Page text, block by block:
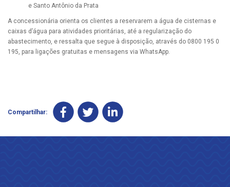
e Santo Antônio da Prata
A concessionária orienta os clientes a reservarem a água de cisternas e
caixas d’água para atividades prioritárias, até a regularização do
abastecimento, e ressalta que segue à disposição, através do 0800 195 0
195, para ligações gratuitas e mensagens via WhatsApp.
Compartilhar: